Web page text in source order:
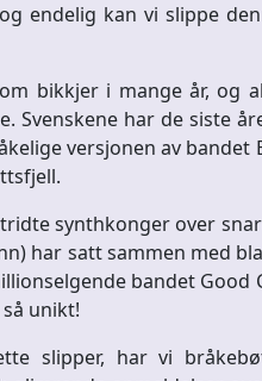
endelig kan vi slippe
bikkjer i mange år, og
Svenskene har de siste
versjonen av
synthkonger over
har satt sammen med
bandet
unikt!
slipper, har vi